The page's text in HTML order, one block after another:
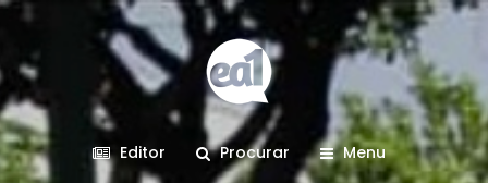
Editor Procurar Menu